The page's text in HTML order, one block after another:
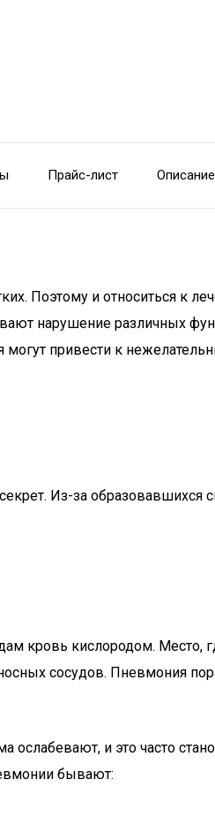
Прайс-лист
Поэтому и относиться к
нарушение различных
могут привести к
Из-за образовавшихся
кровь кислородом. Место,
сосудов. Пневмония
и это часто
бывают: